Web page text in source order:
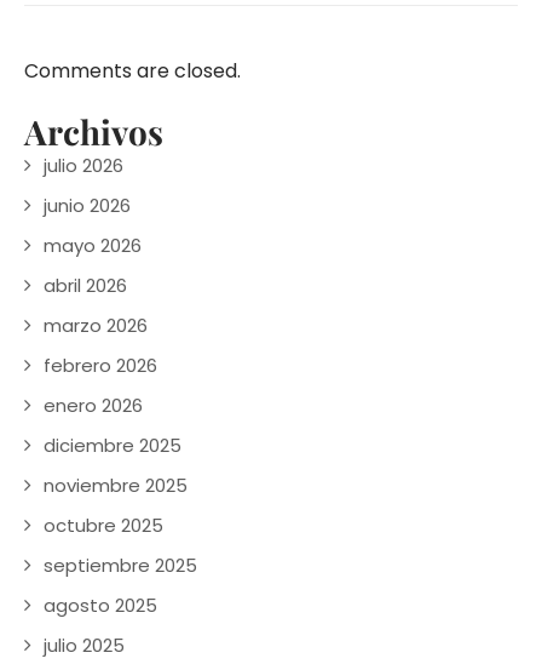
Comments are closed.
Archivos
julio 2026
junio 2026
mayo 2026
abril 2026
marzo 2026
febrero 2026
enero 2026
diciembre 2025
noviembre 2025
octubre 2025
septiembre 2025
agosto 2025
julio 2025